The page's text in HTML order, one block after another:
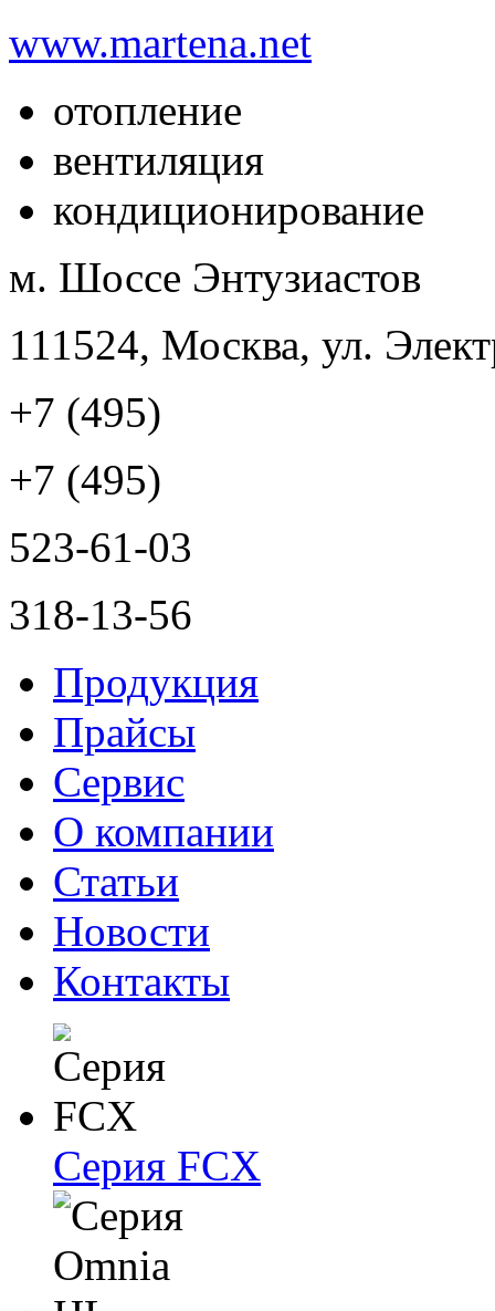
www.martena.net
отопление
вентиляция
кондиционирование
м. Шоссе Энтузиастов
111524, Москва, ул.
+7 (495)
+7 (495)
523-61-03
318-13-56
Продукция
Прайсы
Сервис
О компании
Статьи
Новости
Контакты
Серия FCX